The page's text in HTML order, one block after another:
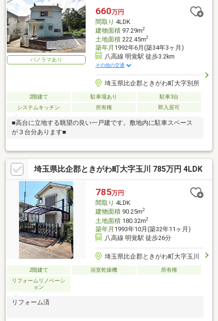
パノラマあり
660万円
間取り 4LDK
建物面積97.29m2
土地面積222.45m2
築年月 1992年6月(築34年3ヶ月)
八高線 明覚駅 徒歩3.2km
その他の交通
埼玉県比企郡ときがわ町大字別所
2階建て 駐車場あり
駐車3台
システムキッチン
所有権 即入居可
■高台に立地する眺望の良い一戸建です。敷地内に駐車スペース
が３台分あります■
埼玉県比企郡ときがわ町大字玉川 785万円 4LDK
785万円
間取り 4LDK
建物面積90.25m2
土地面積180.32m2
築年月 1993年10月(築32年11ヶ月)
八高線 明覚駅 徒歩26分
埼玉県比企郡ときがわ町大字玉川
2階建て 浴室乾燥機
所有権
リフォームリノベーシ
ョン
リフォーム済